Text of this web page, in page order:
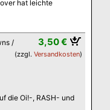
hat leichte
3,50 €
(zzgl. Versandkosten)
/
die Oi!-, RASH- und